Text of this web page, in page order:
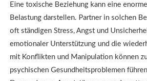
Eine toxische Beziehung kann eine
Belastung darstellen. Partner in solchen
oft ständigen Stress, Angst und
emotionaler Unterstützung und die
mit Konflikten und Manipulation können
psychischen Gesundheitsproblemen